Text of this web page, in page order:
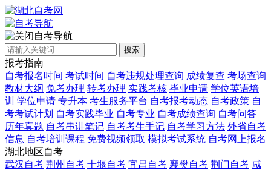
自考导航
搜索
报考指南
自考报名时间 考试时间 自考违规处理查询 成绩复查 考场查询
教材大纲 免考办理 转考办理 实践考核 毕业申请 学位英语培
训 学位申请 专升本 考生服务平台 自考报考动态 自考政策 自
考考试计划 自考实践毕业 自考专业 自考成绩查询 自考问答
历年真题 自考串讲笔记 自考考生手记 自考学习方法 外省自考
信息 自考培训课程 免费视频领取 模拟考试系统 自考网上报名
湖北地区自考
武汉自考 荆州自考 十堰自考 宜昌自考 襄樊自考 荆门自考 咸